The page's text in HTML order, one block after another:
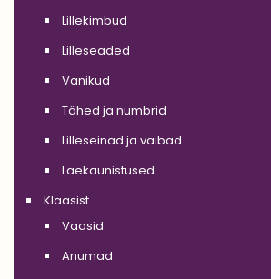
Lillekimbud
Lilleseaded
Vanikud
Tähed ja numbrid
Lilleseinad ja vaibad
Laekaunistused
Klaasist
Vaasid
Anumad